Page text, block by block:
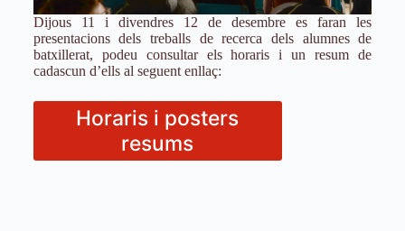
Dijous 11 i divendres 12 de desembre es faran les
presentacions dels treballs de recerca dels alumnes de
batxillerat, podeu consultar els horaris i un resum de
cadascun d’ells al seguent enllaç:
Horaris i posters
resums